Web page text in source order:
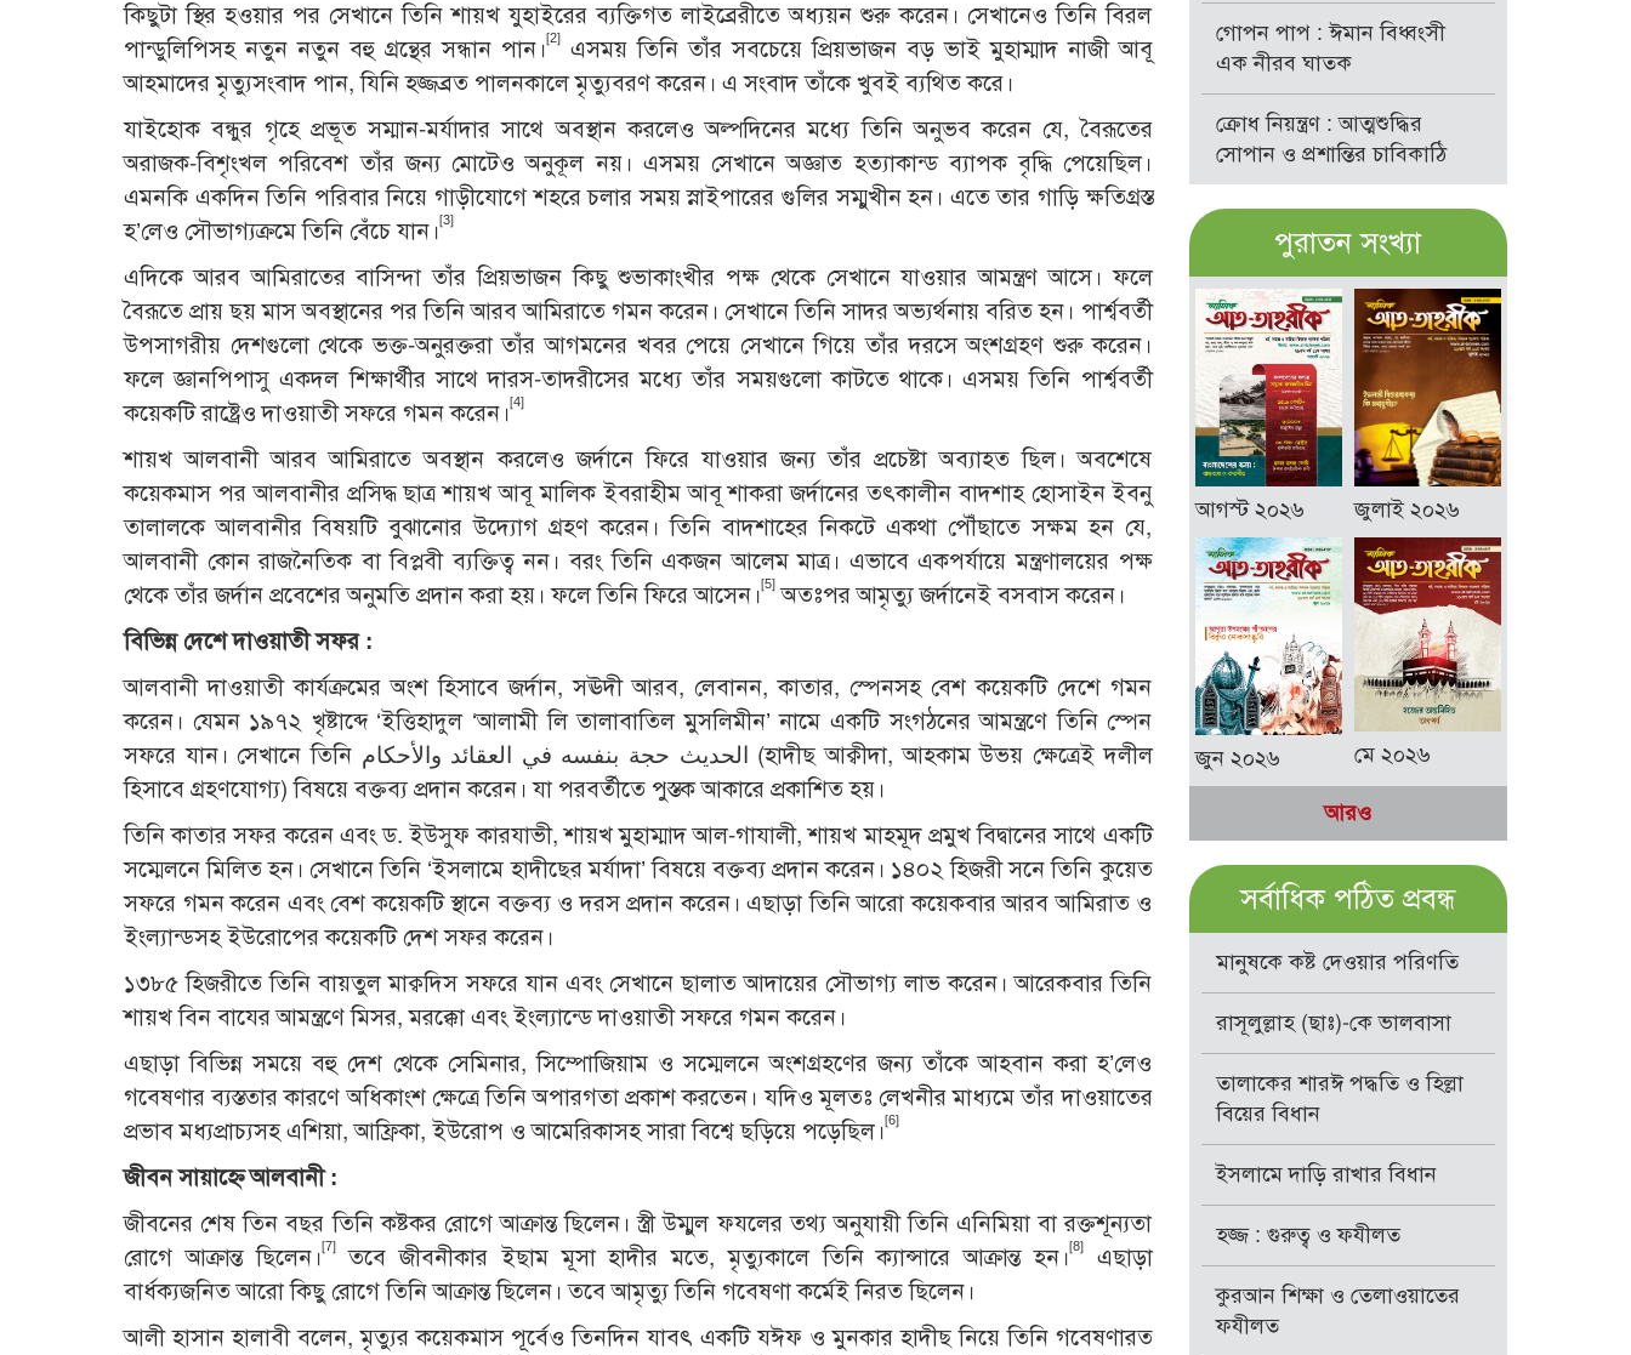
কিছুটা স্থির হওয়ার পর সেখানে তিনি শায়খ যুহাইরের ব্যক্তিগত লাইব্রেরীতে অধ্যয়ন শুরু করেন। সেখানেও তিনি বিরল
পান্ডুলিপিসহ নতুন নতুন বহু গ্রন্থের সন্ধান পান।[2]এসময় তিনি তাঁর সবচেয়ে প্রিয়ভাজন বড় ভাই মুহাম্মাদ নাজী আবূ
আহমাদের মৃত্যুসংবাদ পান, যিনি হজ্জব্রত পালনকালে মৃত্যুবরণ করেন। এ সংবাদ তাঁকে খুবই ব্যথিত করে।
যাইহোক বন্ধুর গৃহে প্রভূত সম্মান-মর্যাদার সাথে অবস্থান করলেও অল্পদিনের মধ্যে তিনি অনুভব করেন যে, বৈরূতের
অরাজক-বিশৃংখল পরিবেশ তাঁর জন্য মোটেও অনুকূল নয়। এসময় সেখানে অজ্ঞাত হত্যাকান্ড ব্যাপক বৃদ্ধি পেয়েছিল।
এমনকি একদিন তিনি পরিবার নিয়ে গাড়ীযোগে শহরে চলার সময় স্নাইপারের গুলির সম্মুখীন হন। এতে তার গাড়ি ক্ষতিগ্রস্ত
হ’লেও সৌভাগ্যক্রমে তিনি বেঁচে যান।[3]
এদিকে আরব আমিরাতের বাসিন্দা তাঁর প্রিয়ভাজন কিছু শুভাকাংখীর পক্ষ থেকে সেখানে যাওয়ার আমন্ত্রণ আসে। ফলে
বৈরূতে প্রায় ছয় মাস অবস্থানের পর তিনি আরব আমিরাতে গমন করেন। সেখানে তিনি সাদর অভ্যর্থনায় বরিত হন। পার্শ্ববর্তী
উপসাগরীয় দেশগুলো থেকে ভক্ত-অনুরক্তরা তাঁর আগমনের খবর পেয়ে সেখানে গিয়ে তাঁর দরসে অংশগ্রহণ শুরু করেন।
ফলে জ্ঞানপিপাসু একদল শিক্ষার্থীর সাথে দারস-তাদরীসের মধ্যে তাঁর সময়গুলো কাটতে থাকে। এসময় তিনি পার্শ্ববর্তী
কয়েকটি রাষ্ট্রেও দাওয়াতী সফরে গমন করেন।[4]
শায়খ আলবানী আরব আমিরাতে অবস্থান করলেও জর্দানে ফিরে যাওয়ার জন্য তাঁর প্রচেষ্টা অব্যাহত ছিল। অবশেষে
কয়েকমাস পর আলবানীর প্রসিদ্ধ ছাত্র শায়খ আবূ মালিক ইবরাহীম আবূ শাকরা জর্দানের তৎকালীন বাদশাহ হোসাইন ইবনু
তালালকে আলবানীর বিষয়টি বুঝানোর উদ্যোগ গ্রহণ করেন। তিনি বাদশাহের নিকটে একথা পৌঁছাতে সক্ষম হন যে,
আলবানী কোন রাজনৈতিক বা বিপ্লবী ব্যক্তিত্ব নন। বরং তিনি একজন আলেম মাত্র। এভাবে একপর্যায়ে মন্ত্রণালয়ের পক্ষ
থেকে তাঁর জর্দান প্রবেশের অনুমতি প্রদান করা হয়। ফলে তিনি ফিরে আসেন।[5] অতঃপর আমৃত্যু জর্দানেই বসবাস করেন।
বিভিন্ন দেশে দাওয়াতী সফর :
আলবানী দাওয়াতী কার্যক্রমের অংশ হিসাবে জর্দান, সঊদী আরব, লেবানন, কাতার, স্পেনসহ বেশ কয়েকটি দেশে গমন
করেন। যেমন ১৯৭২ খৃষ্টাব্দে ‘ইত্তিহাদুল ‘আলামী লি তালাবাতিল মুসলিমীন’ নামে একটি সংগঠনের আমন্ত্রণে তিনি স্পেন
সফরে যান। সেখানে তিনি الحديث حجة بنفسه في العقائد والأحكام (হাদীছ আক্বীদা, আহকাম উভয় ক্ষেত্রেই দলীল
হিসাবে গ্রহণযোগ্য) বিষয়ে বক্তব্য প্রদান করেন। যা পরবর্তীতে পুস্তক আকারে প্রকাশিত হয়।
তিনি কাতার সফর করেন এবং ড. ইউসুফ কারযাভী, শায়খ মুহাম্মাদ আল-গাযালী, শায়খ মাহমূদ প্রমুখ বিদ্বানের সাথে একটি
সম্মেলনে মিলিত হন। সেখানে তিনি ‘ইসলামে হাদীছের মর্যাদা’ বিষয়ে বক্তব্য প্রদান করেন। ১৪০২ হিজরী সনে তিনি কুয়েত
সফরে গমন করেন এবং বেশ কয়েকটি স্থানে বক্তব্য ও দরস প্রদান করেন। এছাড়া তিনি আরো কয়েকবার আরব আমিরাত ও
ইংল্যান্ডসহ ইউরোপের কয়েকটি দেশ সফর করেন।
১৩৮৫ হিজরীতে তিনি বায়তুল মাক্বদিস সফরে যান এবং সেখানে ছালাত আদায়ের সৌভাগ্য লাভ করেন। আরেকবার তিনি
শায়খ বিন বাযের আমন্ত্রণে মিসর, মরক্কো এবং ইংল্যান্ডে দাওয়াতী সফরে গমন করেন।
এছাড়া বিভিন্ন সময়ে বহু দেশ থেকে সেমিনার, সিম্পোজিয়াম ও সম্মেলনে অংশগ্রহণের জন্য তাঁকে আহবান করা হ’লেও
গবেষণার ব্যস্ততার কারণে অধিকাংশ ক্ষেত্রে তিনি অপারগতা প্রকাশ করতেন। যদিও মূলতঃ লেখনীর মাধ্যমে তাঁর দাওয়াতের
প্রভাব মধ্যপ্রাচ্যসহ এশিয়া, আফ্রিকা, ইউরোপ ও আমেরিকাসহ সারা বিশ্বে ছড়িয়ে পড়েছিল।[6]
জীবন সায়াহ্নে আলবানী :
জীবনের শেষ তিন বছর তিনি কষ্টকর রোগে আক্রান্ত ছিলেন। স্ত্রী উম্মুল ফযলের তথ্য অনুযায়ী তিনি এনিমিয়া বা রক্তশূন্যতা
রোগে আক্রান্ত ছিলেন।[7]তবে জীবনীকার ইছাম মূসা হাদীর মতে, মৃত্যুকালে তিনি ক্যান্সারে আক্রান্ত হন।[8]এছাড়া
বার্ধক্যজনিত আরো কিছু রোগে তিনি আক্রান্ত ছিলেন। তবে আমৃত্যু তিনি গবেষণা কর্মেই নিরত ছিলেন।
আলী হাসান হালাবী বলেন, মৃত্যুর কয়েকমাস পূর্বেও তিনদিন যাবৎ একটি যঈফ ও মুনকার হাদীছ নিয়ে তিনি গবেষণারত
গোপন পাপ : ঈমান বিধ্বংসী
এক নীরব ঘাতক
ক্রোধ নিয়ন্ত্রণ : আত্মশুদ্ধির
সোপান ও প্রশান্তির চাবিকাঠি
পুরাতন সংখ্যা
আগস্ট ২০২৬ জুলাই ২০২৬
জুন ২০২৬ মে ২০২৬
আরও
সর্বাধিক পঠিত প্রবন্ধ
মানুষকে কষ্ট দেওয়ার পরিণতি
রাসূলুল্লাহ (ছাঃ)-কে ভালবাসা
তালাকের শারঈ পদ্ধতি ও হিল্লা
বিয়ের বিধান
ইসলামে দাড়ি রাখার বিধান
হজ্জ : গুরুত্ব ও ফযীলত
কুরআন শিক্ষা ও তেলাওয়াতের
ফযীলত